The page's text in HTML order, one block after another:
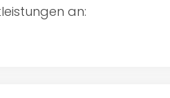
an: